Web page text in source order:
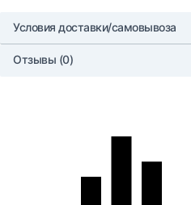
Условия доставки/самовывоза
Отзывы (0)